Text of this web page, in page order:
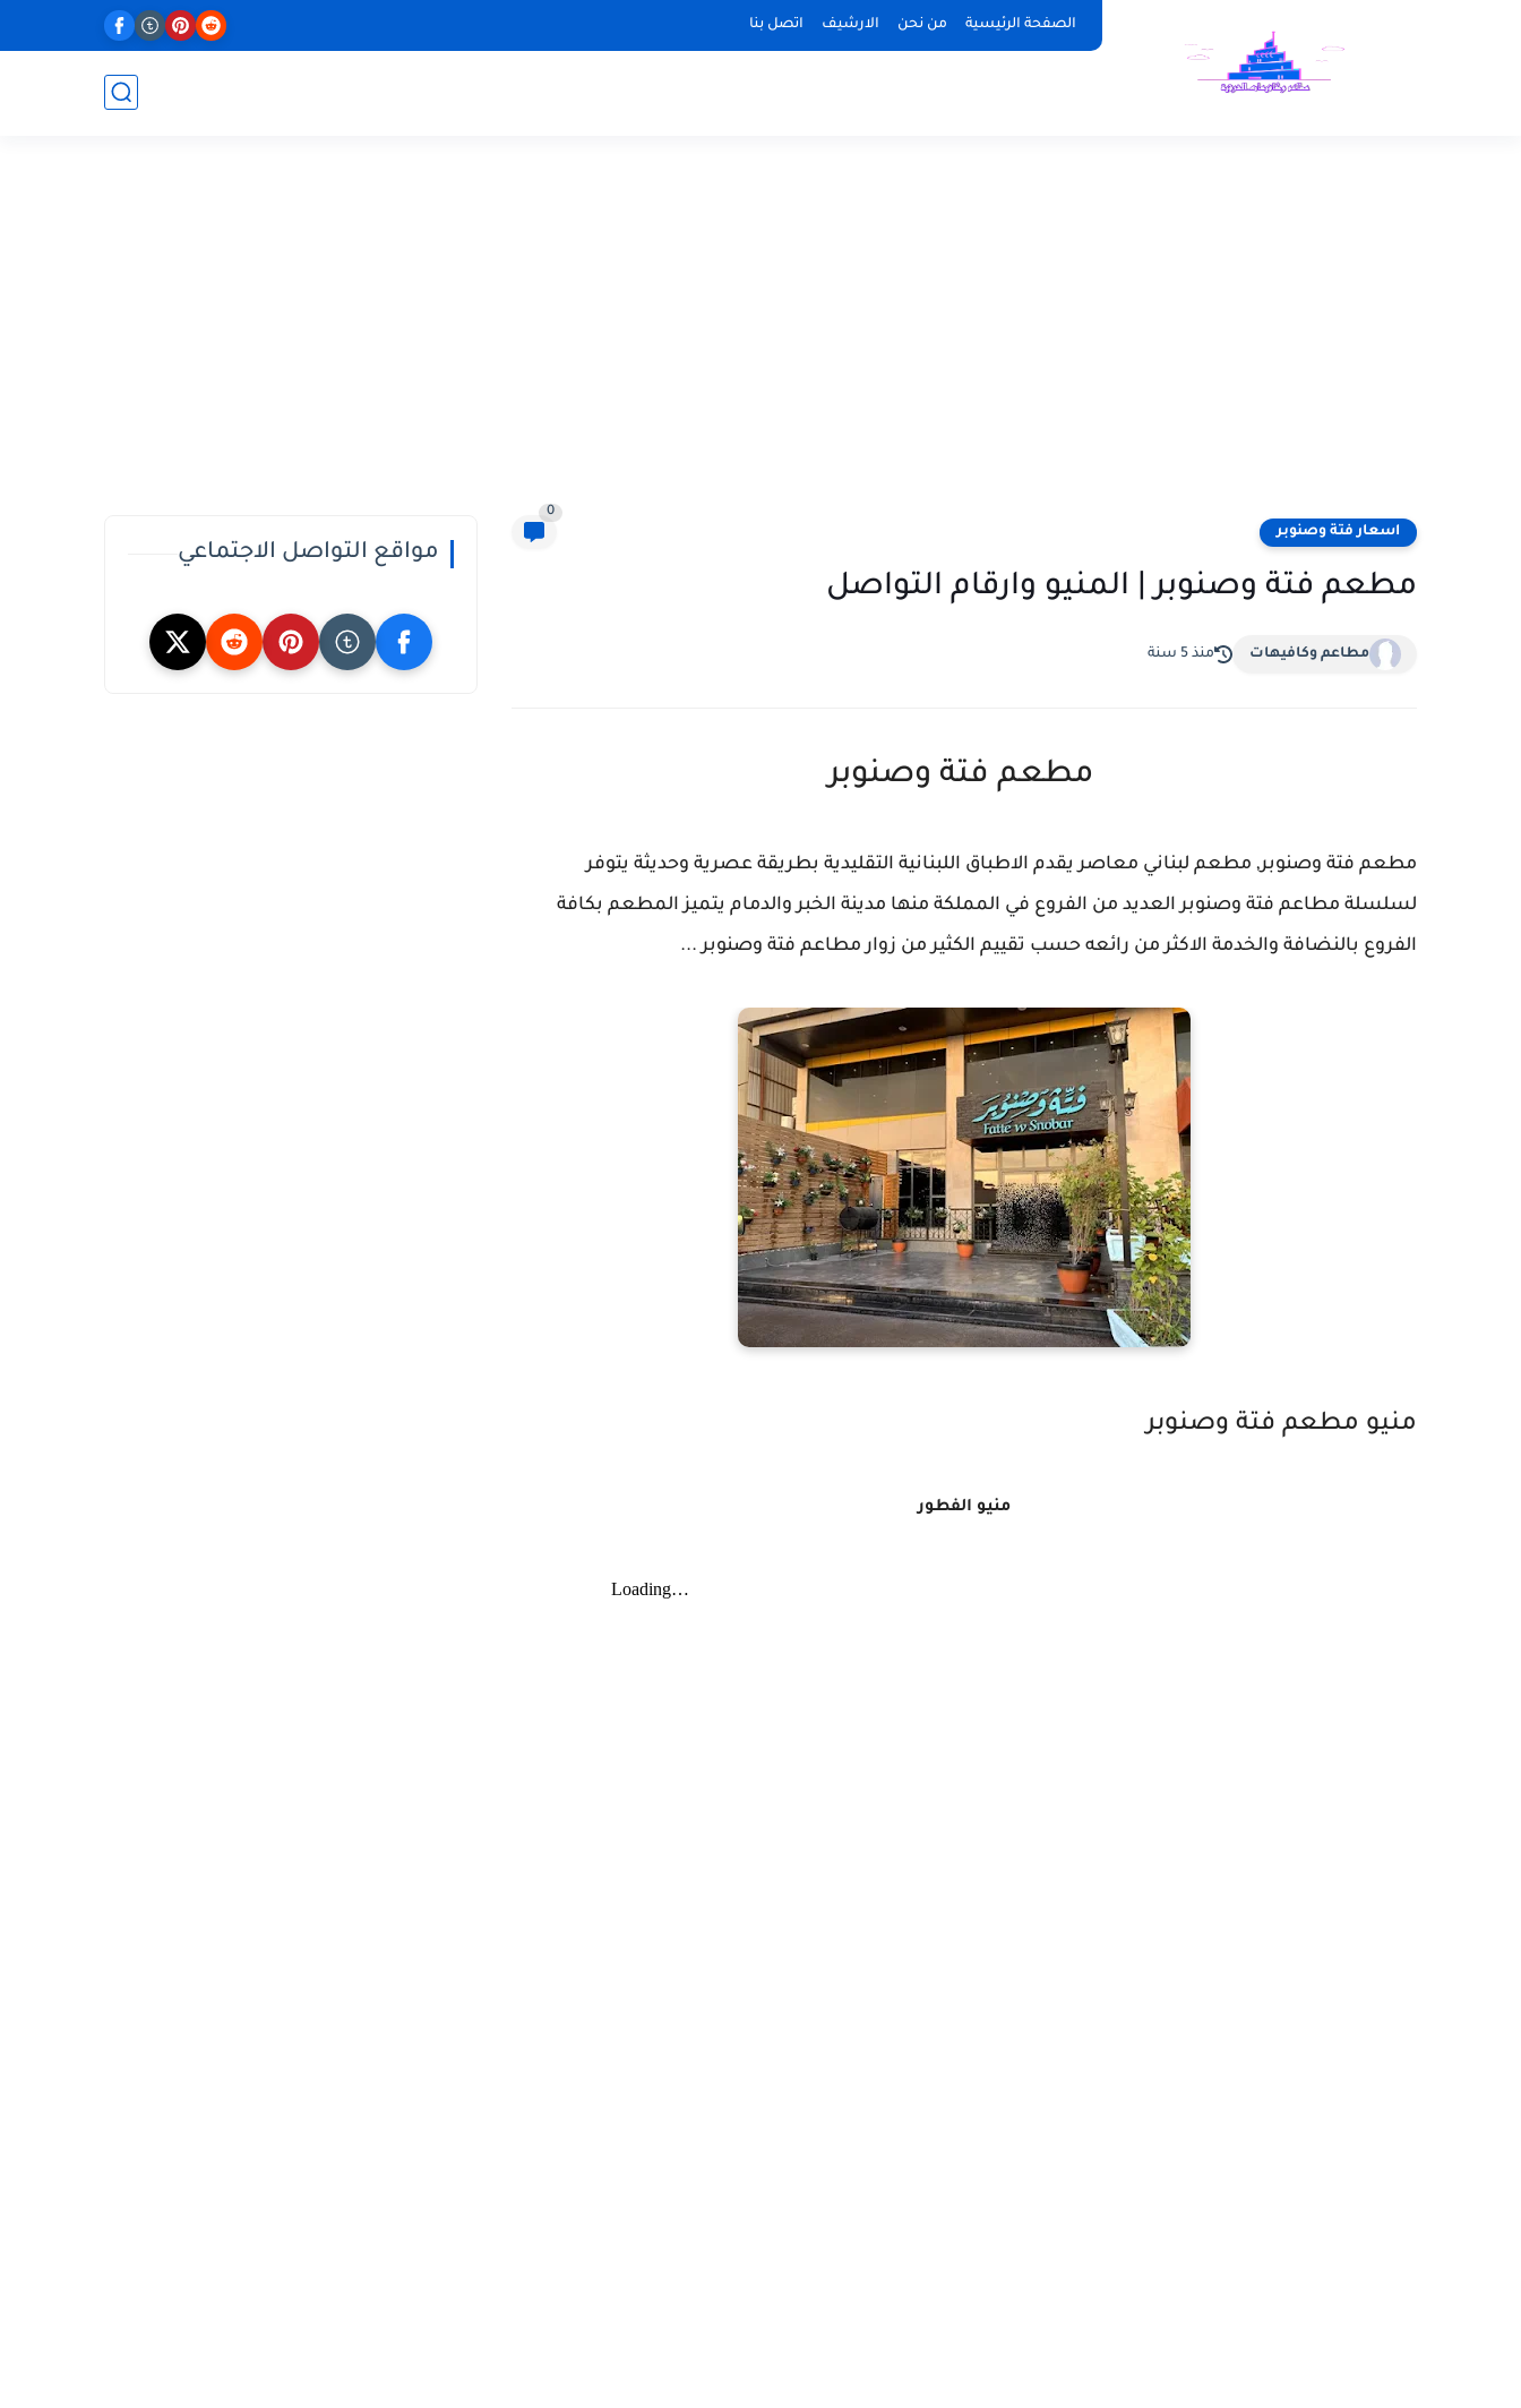
الصفحة الرئيسية من نحن الارشيف اتصل بنا
اسعار فتة وصنوبر
0
مطعم فتة وصنوبر | المنيو وارقام التواصل
مطاعم وكافيهات منذ 5 سنة
مطعم فتة وصنوبر
مطعم فتة وصنوبر, مطعم لبناني معاصر يقدم الاطباق اللبنانية التقليدية بطريقة عصرية وحديثة يتوفر
لسلسلة مطاعم فتة وصنوبر العديد من الفروع في المملكة منها مدينة الخبر والدمام يتميز المطعم بكافة
الفروع بالنضافة والخدمة الاكثر من رائعه حسب تقييم الكثير من زوار مطاعم فتة وصنوبر ...
منيو مطعم فتة وصنوبر
منيو الفطور
مواقع التواصل الاجتماعي